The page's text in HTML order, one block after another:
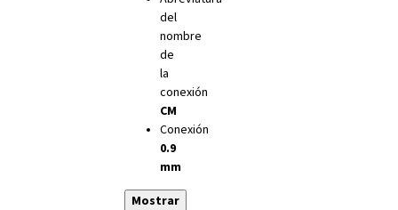
del
nombre
de
la
conexión
CM
Conexión
0.9
mm
Mostrar